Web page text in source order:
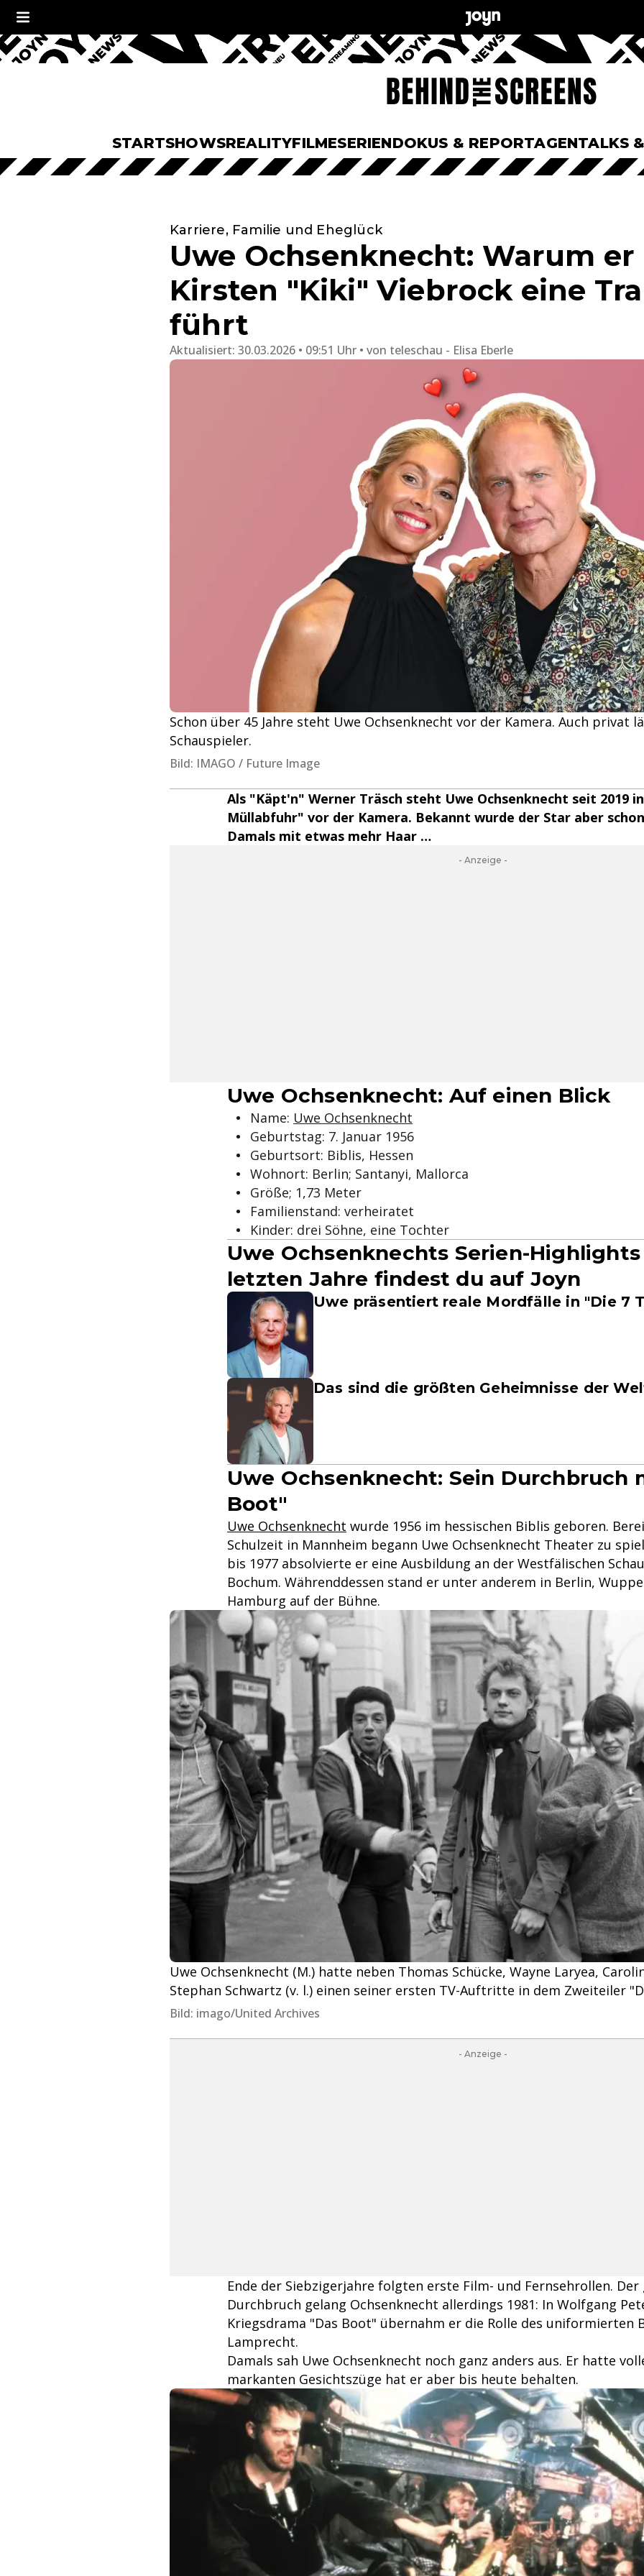
STARTSHOWSREALITYFILMESERIENDOKUS & REPORTAGENTALKS
Karriere, Familie und Eheglück
Uwe Ochsenknecht: Warum
Kirsten "Kiki" Viebrock eine
führt
Aktualisiert: 30.03.2026 • 09:51 Uhr von teleschau - Elisa Eberle
Schon über 45 Jahre steht Uwe Ochsenknecht vor der Kamera. Auch privat
Schauspieler.
Bild: IMAGO / Future Image
Als "Käpt'n" Werner Träsch steht Uwe Ochsenknecht seit 2019
Müllabfuhr" vor der Kamera. Bekannt wurde der Star aber
Damals mit etwas mehr Haar …
- Anzeige -
Uwe Ochsenknecht: Auf einen Blick
Name: Uwe Ochsenknecht
Geburtstag: 7. Januar 1956
Geburtsort: Biblis, Hessen
Wohnort: Berlin; Santanyi, Mallorca
Größe; 1,73 Meter
Familienstand: verheiratet
Kinder: drei Söhne, eine Tochter
Uwe Ochsenknechts Serien-
letzten Jahre findest du auf Joyn
Uwe präsentiert reale Mordfälle in "Die 7
Das sind die größten Geheimnisse der
Uwe Ochsenknecht: Sein Durchbruch
Boot"
Uwe Ochsenknecht wurde 1956 im hessischen Biblis geboren.
Schulzeit in Mannheim begann Uwe Ochsenknecht Theater zu
bis 1977 absolvierte er eine Ausbildung an der Westfälischen
Bochum. Währenddessen stand er unter anderem in Berlin,
Hamburg auf der Bühne.
Uwe Ochsenknecht (M.) hatte neben Thomas Schücke, Wayne Laryea,
Stephan Schwartz (v. l.) einen seiner ersten TV-Auftritte in dem Zweiteiler
Bild: imago/United Archives
- Anzeige -
Ende der Siebzigerjahre folgten erste Film- und Fernsehrollen.
Durchbruch gelang Ochsenknecht allerdings 1981: In Wolfgang
Kriegsdrama "Das Boot" übernahm er die Rolle des uniformierten
Lamprecht.
Damals sah Uwe Ochsenknecht noch ganz anders aus. Er hatte
markanten Gesichtszüge hat er aber bis heute behalten.